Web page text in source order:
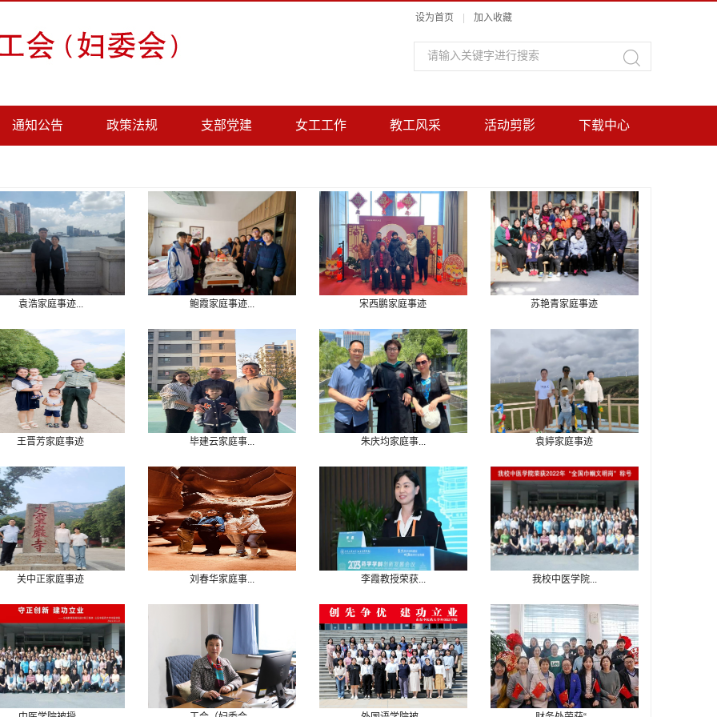
设为首页 加入收藏
通知公告 政策法规 支部党建 女工工作 教工风采 活动剪影 下载中心
袁浩家庭事迹... 鲍霞家庭事迹... 宋西鹏家庭事迹 苏艳青家庭事迹
王晋芳家庭事迹 毕建云家庭事... 朱庆均家庭事... 袁婷家庭事迹
关中正家庭事迹 刘春华家庭事... 李霞教授荣获... 我校中医学院...